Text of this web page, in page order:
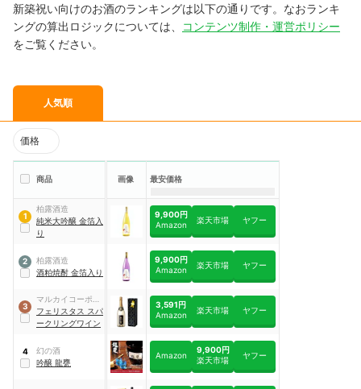
新築祝い向けのお酒のランキングは以下の通りです。なおランキ
ングの算出ロジックについては、
コンテンツ制作・運営ポリシー
をご覧ください。
人気順
価格
商品 画像 最安価格
1
柏露酒造
純米大吟醸 金箔入
り
9,900円
Amazon
楽天市場 ヤフー
2
柏露酒造
酒粕焼酎 金箔入り
9,900円
Amazon
楽天市場 ヤフー
3
マルカイコーポレ
ーション
フェリスタス スパ
ークリングワイン
3,591円
Amazon
楽天市場 ヤフー
4
幻の酒
吟醸 龍甕
Amazon
9,900円
楽天市場
ヤフー